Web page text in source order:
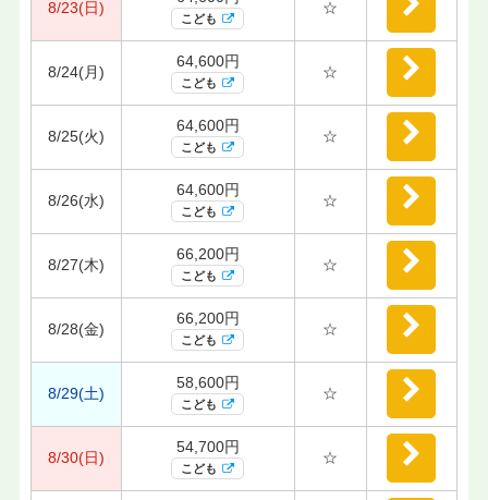
8/23(日)
こども
☆
8/24(月)
64,600円
こども
☆
8/25(火)
64,600円
こども
☆
8/26(水)
64,600円
こども
☆
8/27(木)
66,200円
こども
☆
8/28(金)
66,200円
こども
☆
8/29(土)
58,600円
こども
☆
8/30(日)
54,700円
こども
☆